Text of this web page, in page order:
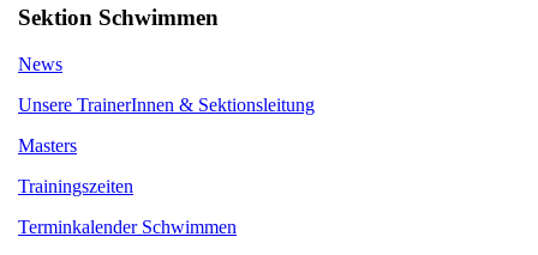
Sektion Schwimmen
News
Unsere TrainerInnen & Sektionsleitung
Masters
Trainingszeiten
Terminkalender Schwimmen